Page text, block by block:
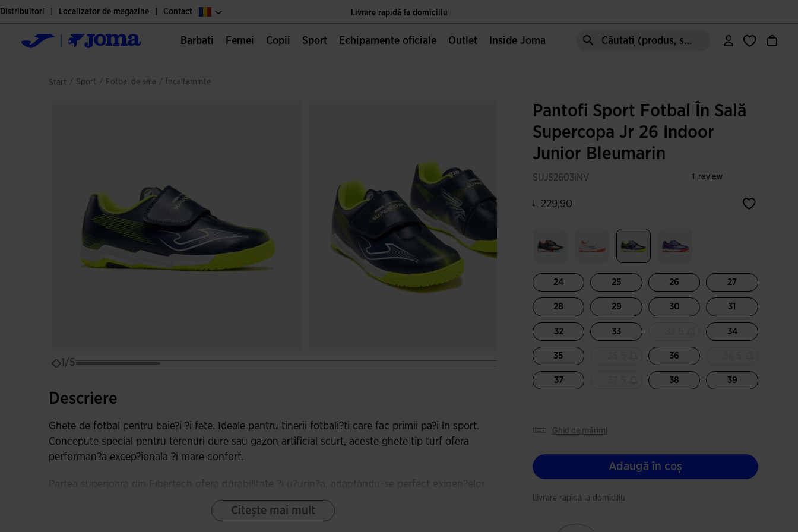
Livrare rapidă la domiciliu
Unica pagină oficială JOMA, deținută de Joma Sport S.A
Distribuitori Localizator de magazine Contact
Barbati Femei Copii Sport Echipamente oficiale Outlet Inside Joma Căutați (produs, stil, zonă, etc.)
Start / sport / fotbal de sala / încaltaminte
1/5
Descriere
Ghete de fotbal pentru baie?i ?i fete. Ideale pentru tinerii fotbali?ti care fac primii pa?i în sport.
Concepute special pentru terenuri dure sau gazon artificial scurt, aceste ghete tip turf ofera
performan?a excep?ionala ?i mare confort.
Partea superioara din Fibertech ofera durabilitate ?i u?urin?a, adaptându-se perfect exigen?elor
Citește mai mult
Pantofi Sport Fotbal În Sală
Supercopa Jr 26 Indoor
Junior Bleumarin
SUJS2603INV
L 229,90
24 25 26 27
28 29 30 31
32 33 34
35 36
37 38 39
ghid de mărimi
Adaugă în coș
Livrare rapidă la domiciliu